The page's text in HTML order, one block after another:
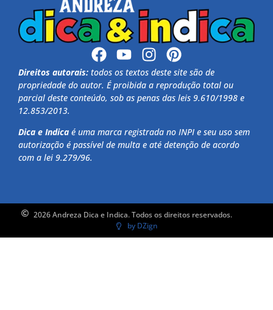
Direitos autorais: todos os textos deste site são de
propriedade do autor. É proibida a reprodução total ou
parcial deste conteúdo, sob as penas das leis 9.610/1998 e
12.853/2013.
Dica e Indica é uma marca registrada no INPI e seu uso sem
autorização é passível de multa e até detenção de acordo
com a lei 9.279/96.
2026 Andreza Dica e Indica. Todos os direitos reservados.
by DZign